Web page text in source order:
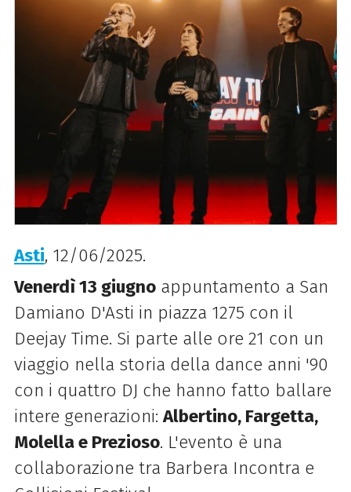
Asti, 12/06/2025.
Venerdì 13 giugnoappuntamento a San
Damiano D'Asti in piazza 1275 con il
Deejay Time. Si parte alle ore 21 con un
viaggio nella storia della dance anni '90
con i quattro DJ che hanno fatto ballare
intere generazioni:Albertino, Fargetta,
Molella e Prezioso. L'evento è una
collaborazione tra Barbera Incontra e